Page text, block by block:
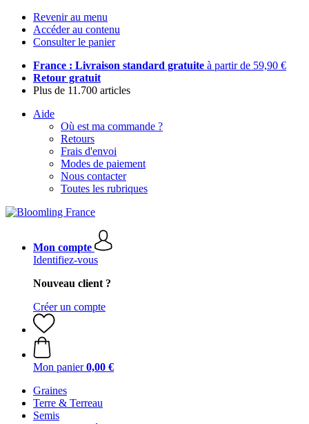
Revenir au menu
Accéder au contenu
Consulter le panier
France : Livraison standard gratuite à partir de 59,90 €
Retour gratuit
Plus de 11.700 articles
Aide
Où est ma commande ?
Retours
Frais d'envoi
Modes de paiement
Nous contacter
Toutes les rubriques
Mon compte
Identifiez-vous
Nouveau client ?
Créer un compte
Mon panier 0,00 €
Graines
Terre & Terreau
Semis